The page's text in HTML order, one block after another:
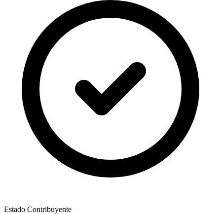
Estado Contribuyente